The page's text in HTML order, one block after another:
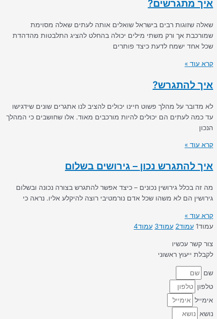
איך מתגרשים?
שאלה שזוגות רבים בישראל שואלים אותה לעתים שאלה מסוימת
שמורכבת אך ורק משתי מילים יכולה בהחלט להציג התלבטות מהדהדת
שכל אחד ישמח לדעת כיצד פותרים
קרא עוד »
איך להתגרש?
לא מדובר על מהלך פשוט חיינו יכולים להציב לנו אתגרים שונים שידגישו
עד כמה לעתים הם יכולים להיות מורכבים מאוד. אלו שחושבים כי המהלך
הנכון
קרא עוד »
איך להתגרש נכון – גירושים בשלום
מה זה בכלל גירושין נכונים – כיצד אפשר להתגרש בצורה נכונה ובשלום
גירושין הם לא משהו שכל אדם נורמטיבי רוצה להיקלע אליו. נראה כי
קרא עוד »
עמוד1 עמוד2 עמוד3 עמוד4
צור קשר עכשיו
לקבלת ייעוץ ראשוני
שם
טלפון
אימייל
נושא